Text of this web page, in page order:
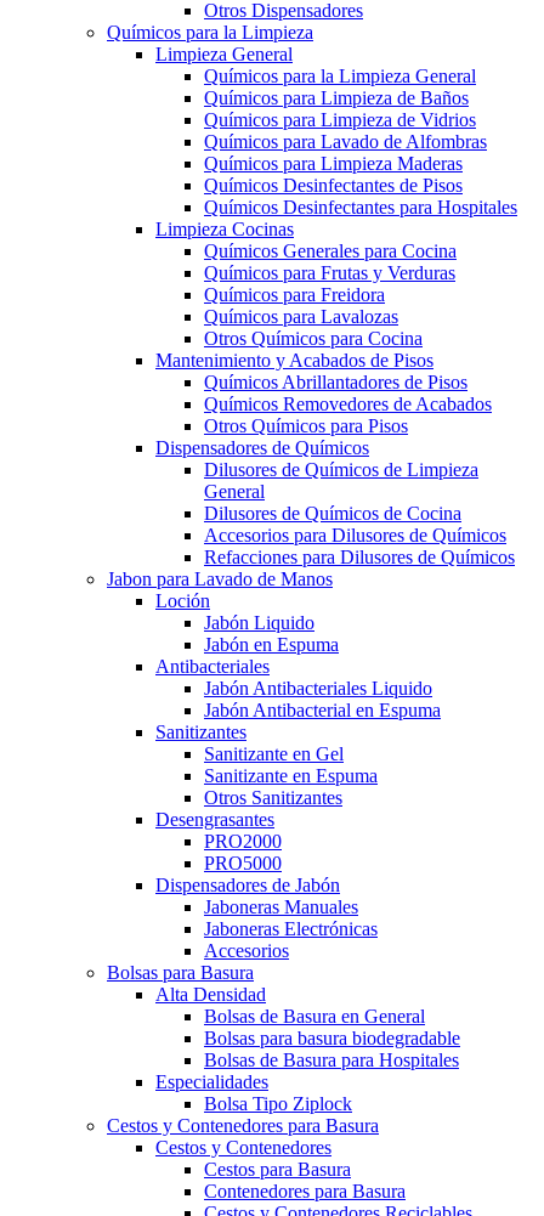
Otros Dispensadores
Químicos para la Limpieza
Limpieza General
Químicos para la Limpieza General
Químicos para Limpieza de Baños
Químicos para Limpieza de Vidrios
Químicos para Lavado de Alfombras
Químicos para Limpieza Maderas
Químicos Desinfectantes de Pisos
Químicos Desinfectantes para Hospitales
Limpieza Cocinas
Químicos Generales para Cocina
Químicos para Frutas y Verduras
Químicos para Freidora
Químicos para Lavalozas
Otros Químicos para Cocina
Mantenimiento y Acabados de Pisos
Químicos Abrillantadores de Pisos
Químicos Removedores de Acabados
Otros Químicos para Pisos
Dispensadores de Químicos
Dilusores de Químicos de Limpieza
General
Dilusores de Químicos de Cocina
Accesorios para Dilusores de Químicos
Refacciones para Dilusores de Químicos
Jabon para Lavado de Manos
Loción
Jabón Liquido
Jabón en Espuma
Antibacteriales
Jabón Antibacteriales Liquido
Jabón Antibacterial en Espuma
Sanitizantes
Sanitizante en Gel
Sanitizante en Espuma
Otros Sanitizantes
Desengrasantes
PRO2000
PRO5000
Dispensadores de Jabón
Jaboneras Manuales
Jaboneras Electrónicas
Accesorios
Bolsas para Basura
Alta Densidad
Bolsas de Basura en General
Bolsas para basura biodegradable
Bolsas de Basura para Hospitales
Especialidades
Bolsa Tipo Ziplock
Cestos y Contenedores para Basura
Cestos y Contenedores
Cestos para Basura
Contenedores para Basura